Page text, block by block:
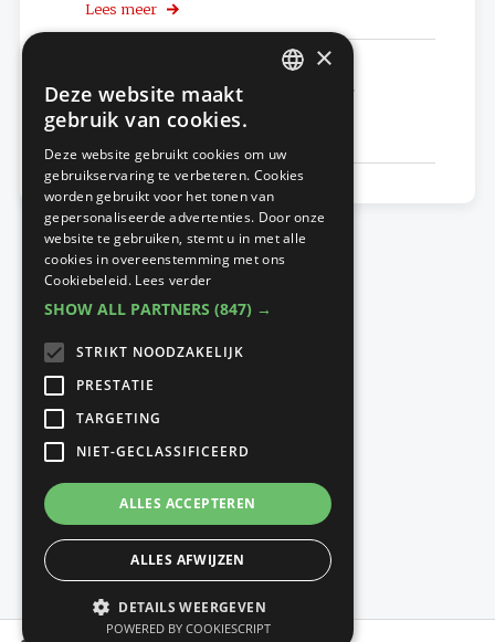
de
badkamer
Lees meer over
Hoe
E-
peil
van
woning
helpt
verlagen.
Zehnder: Waarom kiezen voor
intelligente en vraaggestuurde
ventilatie?
Lees meer over
Waarom
kiezen
voor
en
vraaggestuurde
ventilatie?
×
Deze website maakt
gebruik van cookies.
Deze website gebruikt cookies om uw
gebruikservaring te verbeteren. Cookies
worden gebruikt voor het tonen van
gepersonaliseerde advertenties. Door onze
website te gebruiken, stemt u in met alle
cookies in overeenstemming met ons
Cookiebeleid. Lees verder
SHOW ALL PARTNERS (847) →
STRIKT NOODZAKELIJK
PRESTATIE
TARGETING
NIET-GECLASSIFICEERD
ALLES ACCEPTEREN
ALLES AFWIJZEN
DETAILS WEERGEVEN
POWERED BY COOKIESCRIPT